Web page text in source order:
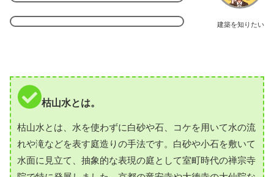
建築を知りたい
枯山水とは。
枯山水とは、水を使わずに白砂や石、コケを用いて水の流
れや滝などを表す庭造りの手法です。白砂や小石を敷いて
水面に見立て、抽象的な表現の庭として室町時代の禅宗寺